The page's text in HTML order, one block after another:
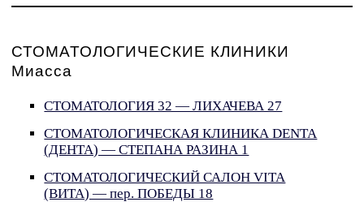
СТОМАТОЛОГИЧЕСКИЕ КЛИНИКИ
Миасса
СТОМАТОЛОГИЯ 32 — ЛИХАЧЕВА 27
СТОМАТОЛОГИЧЕСКАЯ КЛИНИКА DENTA
(ДЕНТА) — СТЕПАНА РАЗИНА 1
СТОМАТОЛОГИЧЕСКИЙ САЛОН VITA
(ВИТА) — пер. ПОБЕДЫ 18